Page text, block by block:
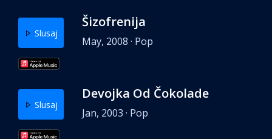
Slusaj
Šizofrenija
May, 2008 · Pop
Slusaj
Devojka Od Čokolade
Jan, 2003 · Pop